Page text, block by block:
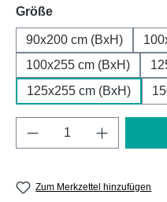
Größeauswählen
90x200 cm (BxH)
100x255 cm (BxH)
125x255 cm (BxH)
Produkt Anzahl:
Zum Merkzettel hinzufügen